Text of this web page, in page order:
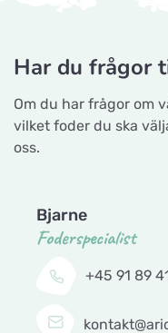
Thurøvej 13,
Nyborg Dyrehandel
Sporthunden
Östra
Gå till hemsidan
CyberZoo AB
Gå till hemsidan
Har du frågor
Om du har frågor om
vilket foder du ska
oss.
Bjarne
Foderspecialist
+45 91 89